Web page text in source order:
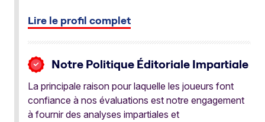
Lire le profil complet
Notre Politique Éditoriale Impartiale
La principale raison pour laquelle les joueurs font
confiance à nos évaluations est notre engagement
à fournir des analyses impartiales et